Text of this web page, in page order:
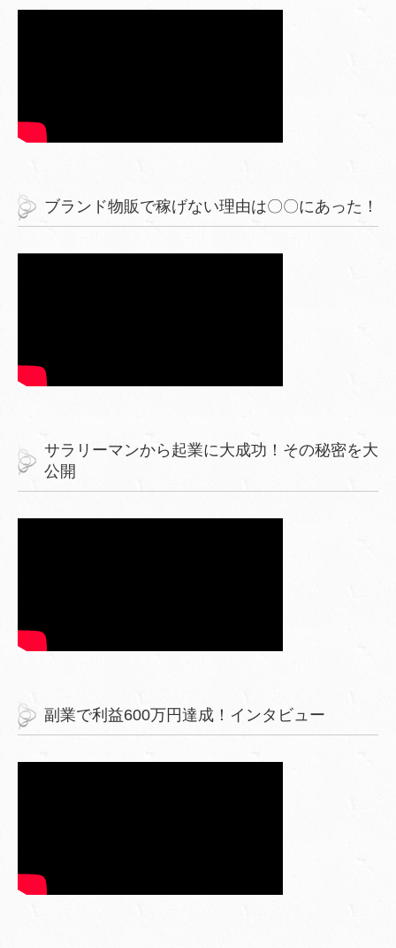
ブランド物販で稼げない理由は〇〇にあった！
サラリーマンから起業に大成功！その秘密を大
公開
副業で利益600万円達成！インタビュー